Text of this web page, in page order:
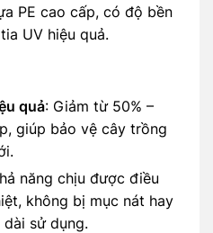
PE cao cấp, có độ bền
UV hiệu quả.
quả: Giảm từ 50% –
giúp bảo vệ cây trồng
năng chịu được điều
không bị mục nát hay
sử dụng.